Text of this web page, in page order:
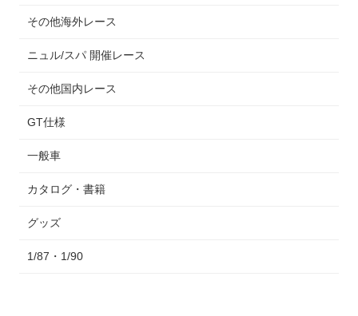
その他海外レース
ニュル/スパ 開催レース
その他国内レース
GT仕様
一般車
カタログ・書籍
グッズ
1/87・1/90